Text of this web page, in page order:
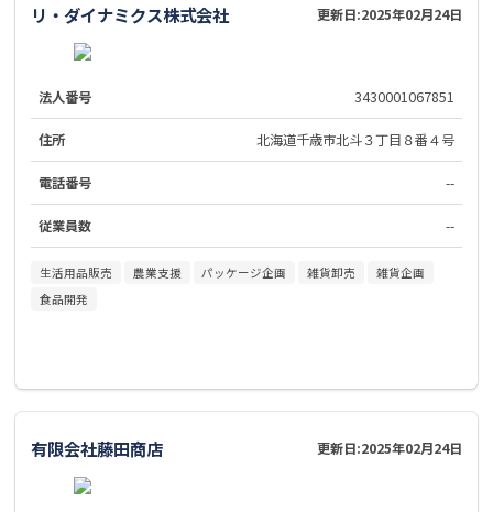
リ・ダイナミクス株式会社 更新日:2025年02月24日
法人番号 3430001067851
住所 北海道千歳市北斗３丁目８番４号
電話番号 --
従業員数 --
生活用品販売 農業支援 パッケージ企画 雑貨卸売
雑貨企画
食品開発
有限会社藤田商店 更新日:2025年02月24日